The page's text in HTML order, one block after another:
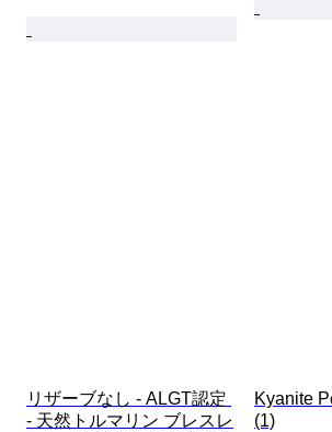
リザーブなし - ALGT認定
- 天然トルマリン ブレスレ
Kyanite
(1)